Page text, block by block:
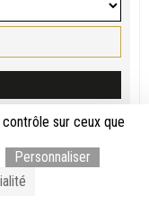
sur ceux que
Personnaliser